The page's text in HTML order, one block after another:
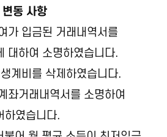
동 사항
가 입금된 거래내역서를
대하여 소명하였습니다.
계비를 삭제하였습니다.
좌거래내역서를 소명하여
하였습니다.